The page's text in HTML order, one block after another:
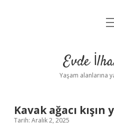
Yasal
Evde
Yaşam alanlarına
Kavak ağacı
Tarih: Aralık 2, 2025